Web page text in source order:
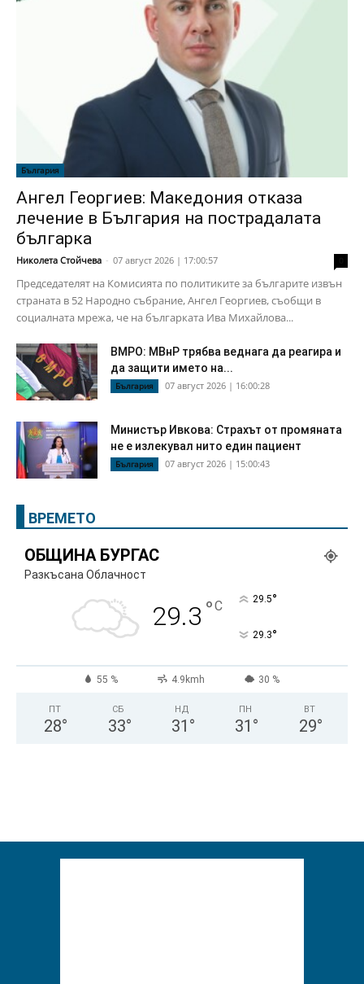
България
Ангел Георгиев: Македония отказа
лечение в България на пострадалата
българка
Николета Стойчева - 07 август 2026 | 17:00:57
Председателят на Комисията по политиките за българите извън
страната в 52 Народно събрание, Ангел Георгиев, съобщи в
социалната мрежа, че на българката Ива Михайлова...
ВМРО: МВнР трябва веднага да реагира и
да защити името на...
България 07 август 2026 | 16:00:28
Министър Ивкова: Страхът от промяната
не е излекувал нито един пациент
България 07 август 2026 | 15:00:43
ВРЕМЕТО
ОБЩИНА БУРГАС
Разкъсана Облачност
29.3 °C 29.5°
29.3°
55 % 4.9kmh 30 %
ПТ
28°
СБ
33°
НД
31 °
ПН
31 °
ВТ
29°